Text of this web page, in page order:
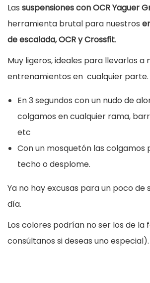
n
O
C
Y
g
u
e
r
c
i
d
Las suspensiones con OCR Yaguer
herramienta brutal para nuestros
de escalada, OCR y Crossfit.
Muy ligeros, ideales para llevarlos a
entrenamientos en cualquier parte.
En 3 segundos con un nudo de
colgamos en cualquier rama,
etc
Con un mosquetón las colgamos
techo o desplome.
Ya no hay excusas para un poco de
día.
Los colores podrían no ser los de la
consúltanos si deseas uno especial).